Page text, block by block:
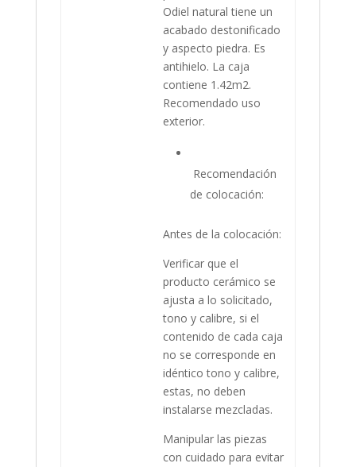
Odiel natural tiene un
acabado destonificado
y aspecto piedra. Es
antihielo. La caja
contiene 1.42m2.
Recomendado uso
exterior.
Recomendación
de colocación:
Antes de la colocación:
Verificar que el
producto cerámico se
ajusta a lo solicitado,
tono y calibre, si el
contenido de cada caja
no se corresponde en
idéntico tono y calibre,
estas, no deben
instalarse mezcladas.
Manipular las piezas
con cuidado para evitar